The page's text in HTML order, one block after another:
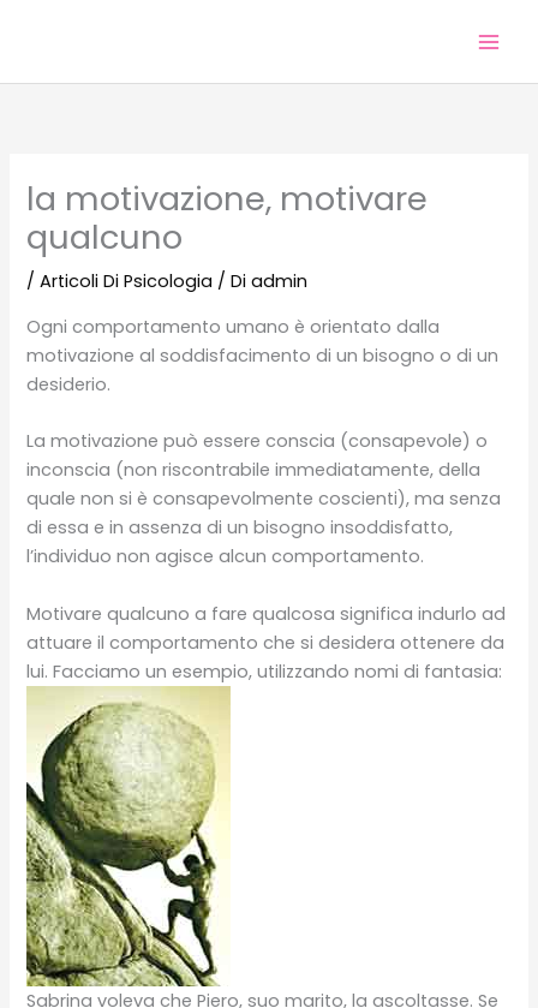
la motivazione, motivare
qualcuno
/Articoli Di Psicologia / Diadmin
Ogni comportamento umano è orientato dalla
motivazione al soddisfacimento di un bisogno o di un
desiderio.
La motivazione può essere conscia (consapevole) o
inconscia (non riscontrabile immediatamente, della
quale non si è consapevolmente coscienti), ma senza
di essa e in assenza di un bisogno insoddisfatto,
l’individuo non agisce alcun comportamento.
Motivare qualcuno a fare qualcosa significa indurlo ad
attuare il comportamento che si desidera ottenere da
lui. Facciamo un esempio, utilizzando nomi di fantasia:
Sabrina voleva che Piero, suo marito, la ascoltasse. Se